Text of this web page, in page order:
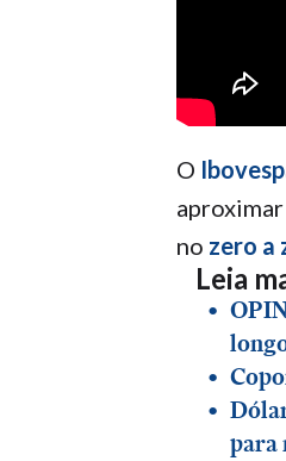
O
no zero a
Leia
para